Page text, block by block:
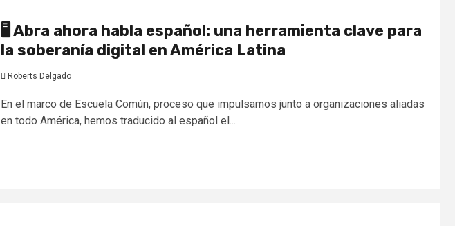
🖥️ Abra ahora habla español: una herramienta clave para
la soberanía digital en América Latina
Roberts Delgado
En el marco de Escuela Común, proceso que impulsamos junto a organizaciones aliadas
en todo América, hemos traducido al español el...